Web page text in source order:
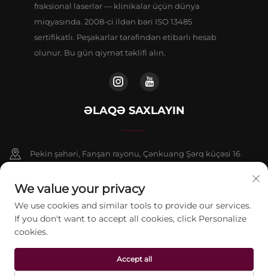
fraksional laserlər — klinikalar üçün dünya
miqyasında. 2008-ci ildən bəri ISO 13485
sertifikatlı. Peşəkarlar tərəfindən etibarlı hesab
olunur. Bu gün qiymət təklifi alın.
ƏLAQƏ SAXLAYIN
Pekin şəhəri, Fanşan rayonu, Çənkuang Şərq küçəsi 16
+86-13911459627
[email protected]
© 2026 Pekin Jontelaser Texnologiya Şirkəti Məhdud Məsuliyyətli
Cəmiyyəti. Bütün hüquqlar qorunur. Gizlilik Siyasəti
We value your privacy
We use cookies and similar tools to provide our services.
If you don't want to accept all cookies, click Personalize
cookies.
Accept all